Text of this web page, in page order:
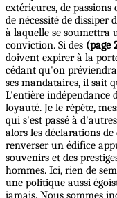
extérieures, de
de nécessité de dissiper
à laquelle se soumettra
conviction. Si des (page
doivent expirer à la
cédant qu'on
ses mandataires, il sait
L'entière indépendance
loyauté. Je le répète,
qui s'est passé à
alors les déclarations
renverser un édifice
souvenirs et des
hommes. Ici, rien de
une politique aussi
jamais. Nous sommes